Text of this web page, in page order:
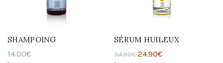
SHAMPOING
14.00€
SÉRUM HUILEUX
34.90€ 24.90€